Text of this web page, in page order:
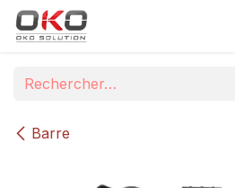
Se rendre au contenu
Barre